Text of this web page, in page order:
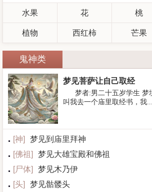
水果 花 桃
植物 西红柿 芒果
鬼神类
梦见菩萨让自己取经
梦者:男二十五岁学生 梦
叫我去一个庙里取经书，我...
[神]
梦见到庙里拜神
[佛祖]
梦见大雄宝殿和佛祖
[尸体]
梦见木乃伊
[头]
梦见骷髅头